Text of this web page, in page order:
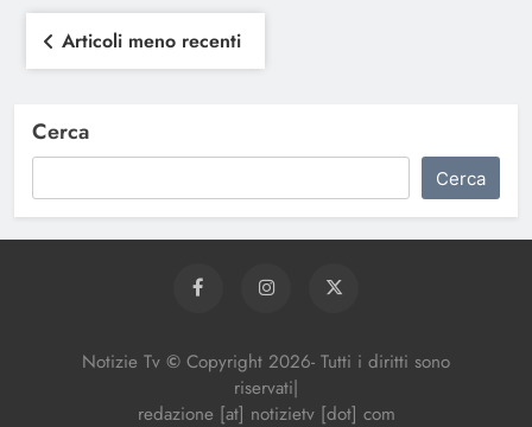
Navigazione
articoli
Articoli meno recenti
Cerca
Cerca
Notizie Tv © Copyright 2026- Tutti i diritti sono
riservati|
redazione [at] notizietv [dot] com